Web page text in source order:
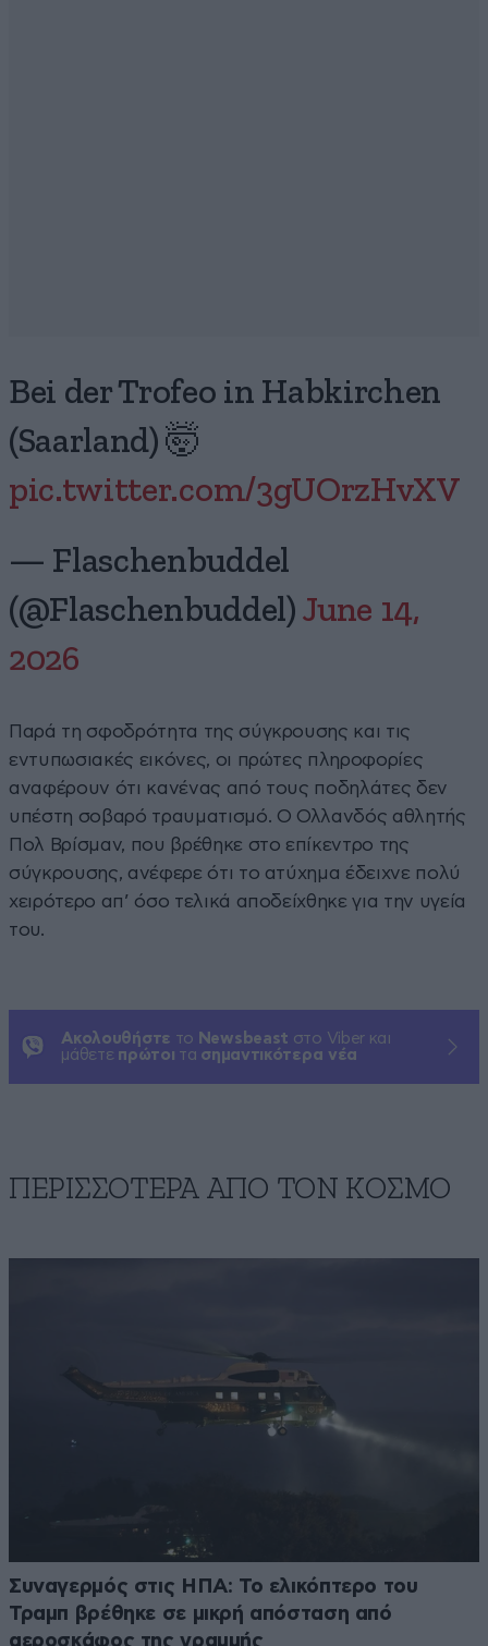
Bei der Trofeo in Habkirchen
(Saarland) 🤯
pic.twitter.com/3gUOrzHvXV
— Flaschenbuddel
(@Flaschenbuddel) June 14,
2026
Παρά τη σφοδρότητα της σύγκρουσης και τις
εντυπωσιακές εικόνες, οι πρώτες πληροφορίες
αναφέρουν ότι κανένας από τους ποδηλάτες δεν
υπέστη σοβαρό τραυματισμό. Ο Ολλανδός αθλητής
Πολ Βρίσμαν, που βρέθηκε στο επίκεντρο της
σύγκρουσης, ανέφερε ότι το ατύχημα έδειχνε πολύ
χειρότερο απ’ όσο τελικά αποδείχθηκε για την υγεία
του.
Ακολουθήστε το Newsbeast στο Viber και
μάθετε πρώτοι τα σημαντικότερα νέα
ΠΕΡΙΣΣΟΤΕΡΑ ΑΠΟ ΤΟΝ ΚΟΣΜΟ
Συναγερμός στις ΗΠΑ: Το ελικόπτερο του
Τραμπ βρέθηκε σε μικρή απόσταση από
αεροσκάφος της γραμμής